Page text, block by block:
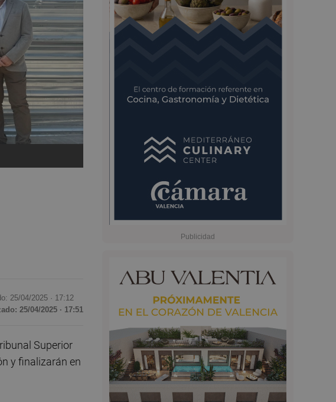
25/04/2025 · 17:12
25/04/2025 · 17:51
Superior
y finalizarán en